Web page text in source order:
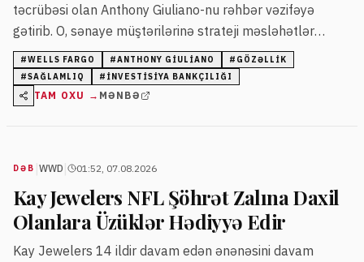
təcrübəsi olan Anthony Giuliano-nu rəhbər vəzifəyə
gətirib. O, sənaye müştərilərinə strateji məsləhətlər
verərək platformanın inkişafını təmin edəcək.
#WELLS FARGO #ANTHONY GIULIANO # GÖZƏLLIK
#SAĞLAMLIQ # INVESTISIYA BANKÇILIĞI
TAM OXU → MƏNBƏ
DƏB WWD 01:52, 07.08.2026
Kay Jewelers NFL Şöhrət Zalına Daxil
Olanlara Üzüklər Hədiyyə Edir
Kay Jewelers 14 ildir davam edən ənənəsini davam